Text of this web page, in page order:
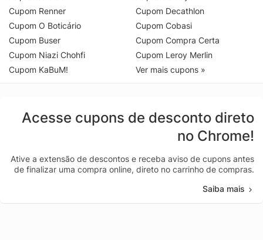
Cupom Renner
Cupom O Boticário
Cupom Buser
Cupom Niazi Chohfi
Cupom KaBuM!
Cupom Decathlon
Cupom Cobasi
Cupom Compra Certa
Cupom Leroy Merlin
Ver mais cupons »
Acesse cupons de desconto direto
no Chrome!
Ative a extensão de descontos e receba aviso de cupons antes
de finalizar uma compra online, direto no carrinho de compras.
Saiba mais